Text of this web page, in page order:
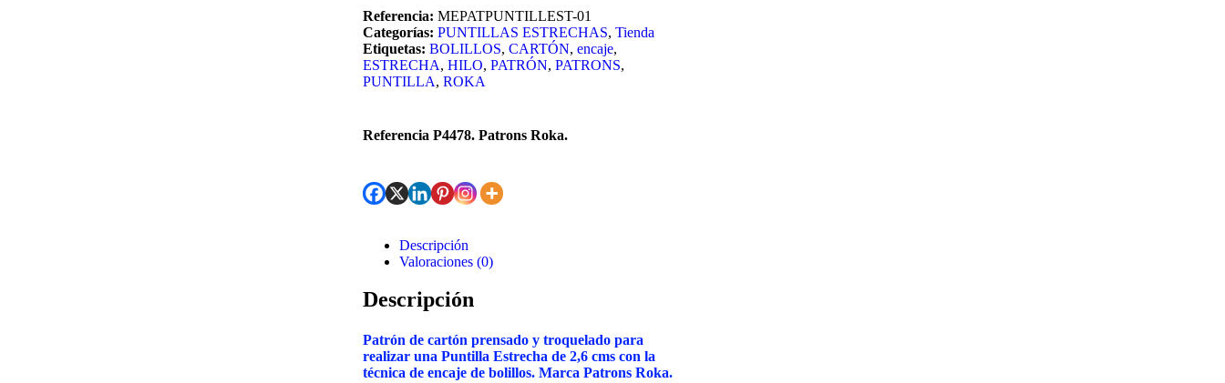
Referencia: MEPATPUNTILLEST-01
Categorías: PUNTILLAS ESTRECHAS, Tienda
Etiquetas: BOLILLOS, CARTÓN, encaje,
ESTRECHA, HILO, PATRÓN, PATRONS,
PUNTILLA, ROKA
Referencia P4478. Patrons Roka.
Descripción
Valoraciones (0)
Descripción
Patrón de cartón prensado y troquelado para
realizar una Puntilla Estrecha de 2,6 cms con la
técnica de encaje de bolillos. Marca Patrons Roka.